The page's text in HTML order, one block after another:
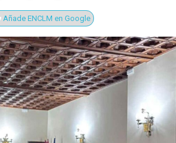
Añade ENCLM en Google